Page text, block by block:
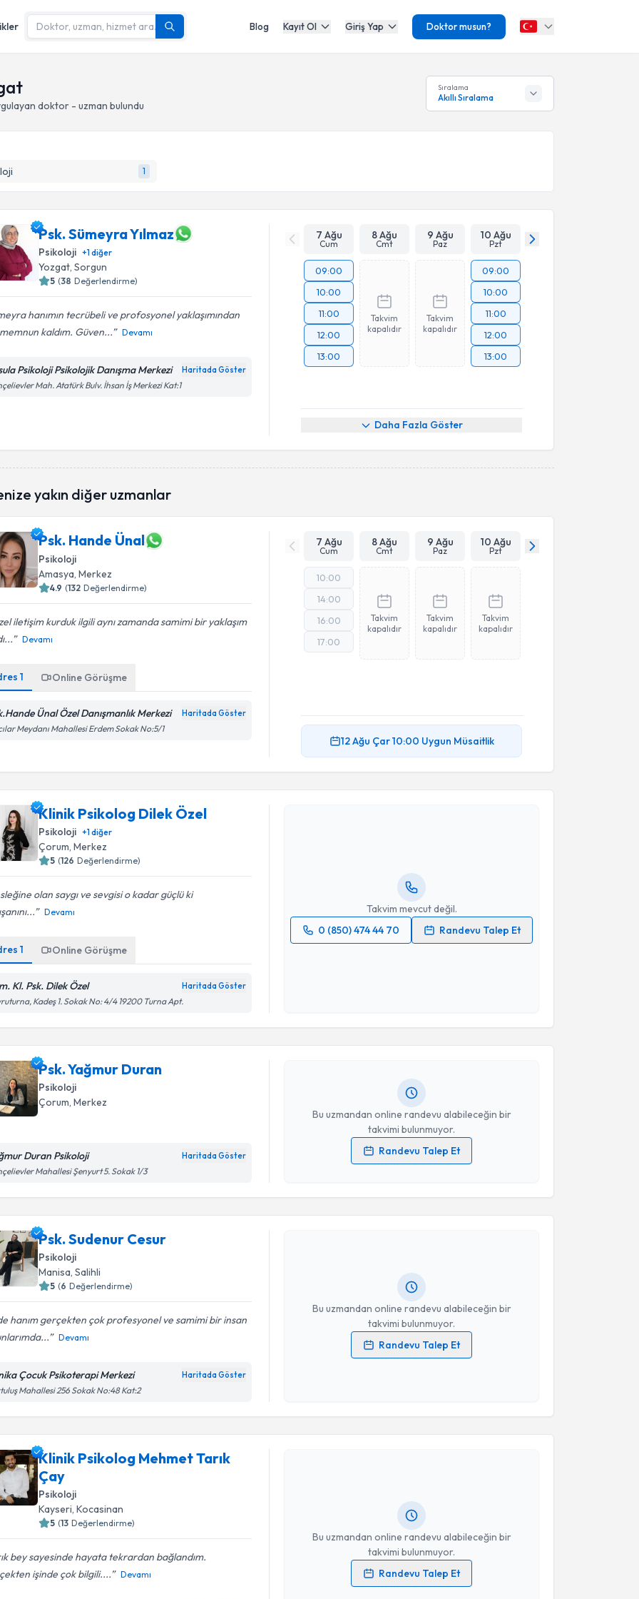
Blog Kayıt Ol Giriş Yap Doktor musun?
doktor - uzman bulundu
Sıralama
Akıllı Sıralama
1
Psk. Sümeyra Yılmaz
Psikoloji +1diğer
Yozgat, Sorgun
5 (38 Değerlendirme)
hanımın tecrübeli ve profosyonel yaklaşımından
kaldım. Güven...
Devamı
Psikoloji Psikolojik Danışma Merkezi Haritada Göster
Mah. Atatürk Bulv. İhsan İş Merkezi Kat:1
7 Ağu
Cum
8 Ağu
Cmt
9 Ağu
Paz
10 Ağu
Pzt
09:00
10:00
11:00
12:00
13:00
Takvim
kapalıdır
Takvim
kapalıdır
09:00
10:00
11:00
12:00
13:00
Daha Fazla Göster
yakın diğer uzmanlar
Psk. Hande Ünal
Psikoloji
Amasya , Merkez
4.9 (132 Değerlendirme)
iletişim kurduk ilgili aynı zamanda samimi bir yaklaşım
Devamı
1 Online Görüşme
Ünal Özel Danışmanlık Merkezi Haritada Göster
Meydanı Mahallesi Erdem Sokak No:5/1
7 Ağu
Cum
8 Ağu
Cmt
9 Ağu
Paz
10 Ağu
Pzt
10:00
14:00
16:00
17:00
Takvim
kapalıdır
Takvim
kapalıdır
Takvim
kapalıdır
12 Ağu Çar10:00 Uygun Müsaitlik
Klinik Psikolog Dilek Özel
Psikoloji +1diğer
Çorum , Merkez
5 (126 Değerlendirme)
olan saygı ve sevgisi o kadar güçlü ki
Devamı
1 Online Görüşme
Kl. Psk. Dilek Özel Haritada Göster
Kadeş 1. Sokak No: 4/4 19200 Turna Apt.
Takvim mevcut değil.
0 (850) 474 44 70
Randevu Talep Et
Takvim Talebini Gönder
Psk. Yağmur Duran
Psikoloji
Çorum , Merkez
Duran Psikoloji Haritada Göster
Mahallesi Şenyurt 5. Sokak 1/3
Bu uzmandan online randevu alabileceğin bir
takvimi bulunmuyor.
Randevu Talep Et
Kişisel verilerimin işlenmesine ilişkinAydınlatma Metni
Psk. Sudenur Cesur
Psikoloji
Manisa , Salihli
5 (6 Değerlendirme)
hanım gerçekten çok profesyonel ve samimi bir insan
Devamı
Çocuk Psikoterapi Merkezi Haritada Göster
Mahallesi 256 Sokak No:48 Kat:2
Bu uzmandan online randevu alabileceğin bir
takvimi bulunmuyor.
Randevu Talep Et
Randevu Takvimi Talebi
Psk. Sudenur Cesur
Kişisel verilerimin işlenmesine ilişkinAydınlatma Metni
Takvim Talebini Gönder
Klinik Psikolog Mehmet Tarık
Çay
Psikoloji
Kayseri , Kocasinan
5 (13 Değerlendirme)
bey sayesinde hayata tekrardan bağlandım.
işinde çok bilgili....
Devamı
Bu uzmandan online randevu alabileceğin bir
takvimi bulunmuyor.
Randevu Talep Et
Randevu Takvimi Talebi
Kişisel verilerimin işlenmesine ilişkinAydınlatma Metni